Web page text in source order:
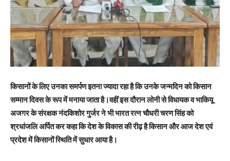
किसानों के लिए उनका समर्पण इतना ज्यादा रहा है कि उनके जन्मदिन को किसान
सम्मान दिवस के रूप में मनाया जाता है।वहीं इस दौरान लोनी से विधायक व भाकियू
अजगर के संरक्षक नंदकिशोर गुर्जर ने भी भारत रत्न चौधरी चरण सिंह को
श्रधांजलि अर्पित कर कहा कि देश के विकास की रीढ़ है किसान और आज देश एवं
प्रदेश में किसानों स्थिति में सुधार आया है।